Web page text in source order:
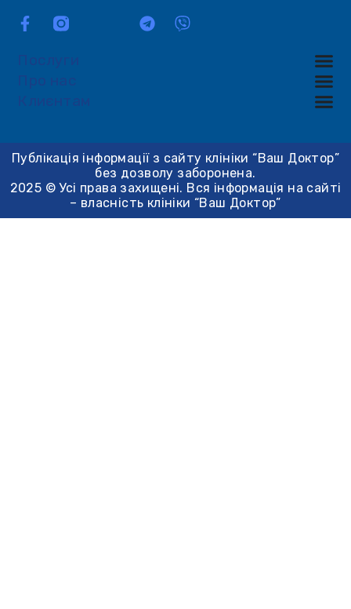
Послуги
Про нас
Клиєнтам
Публікація інформації з сайту клініки “Ваш Доктор”
без дозволу заборонена.
2025 © Усі права захищені. Вся інформація на сайті
– власність клініки “Ваш Доктор”